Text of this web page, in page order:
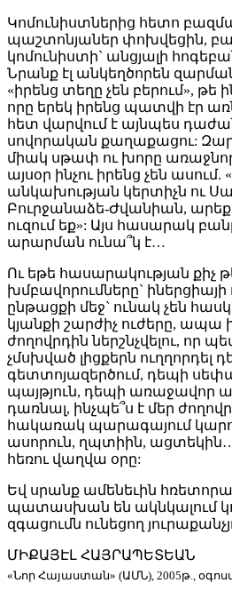
Կոմունիստներից հետո
պաշտոնյաներ փոխվեցին,
կոմունիստի` անցյալի
Նրանք էլ անկեղծորեն
«իրենց տեղը չեն բերում», թե
որը երեկ իրենց պատվի էր
հետ վարվում է այնպես
սովորական քաղաքացու:
միակ սթափ ու խորը
այսօր ինչու իրենց չեն ասում.
անկախության կերտիչն ու
Բուրջանաձե-Ժվանիան, արեք
ուզում եք»: Այս հասարակ
արարման ունա՞կ է…
Ու եթե հասարակության քիչ
խմբավորումները`
ընթացքի մեջ` ունակ չեն
կյանքի շարժիչ ուժերը, ապա
ժողովրդին ներշնչվելու, որ
չմսխված լիցքերն ուղղորդել
գետտոյազերծում, դեպի
պայթյուն, դեպի առաջավոր
դառնալ, ինչպե՞ս է մեր
հակառակ պարագայում
ասորուն, ղպտիին, ացտեկին…
հեռու վաղվա օրը:
Եվ սրանք ամենեւին
պատասխան են ակնկալում
զգացումն ունեցող
ՄԻՔԱՅԷԼ ՀԱՅՐԱՊԵՏԵԱՆ
«Նոր Հայաստան» (ԱՄՆ), 2005թ.,